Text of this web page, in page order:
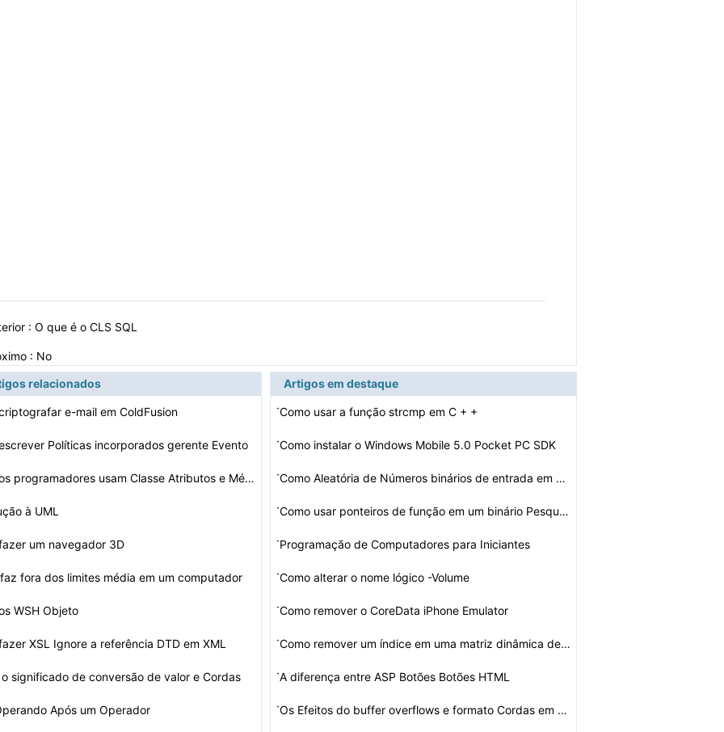
: O que é o CLS SQL
: No
relacionados
e-mail em ColdFusion
Políticas incorporados gerente Evento
Como os programadores usam Classe Atributos e Métodos …
à UML
um navegador 3D
fora dos limites média em um computador
WSH Objeto
XSL Ignore a referência DTD em XML
significado de conversão de valor e Cordas
Após um Operador
Artigos em destaque
·Como usar a função strcmp em C + +
·Como instalar o Windows Mobile 5.0 Pocket PC SDK
·Como Aleatória de Números binários de entrada em C +
·
Como usar ponteiros de função em um binário Pesquisa…
·Programação de Computadores para Iniciantes
·Como alterar o nome lógico -Volume
·Como remover o CoreData iPhone Emulator
· Como remover um índice em uma matriz dinâmica de Inte…
·A diferença entre ASP Botões Botões HTML
· Os Efeitos do buffer overflows e formato Cordas em Flux…